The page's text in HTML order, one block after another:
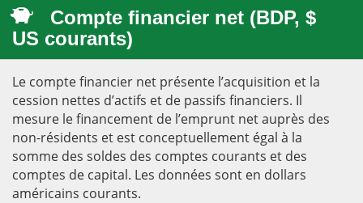
Compte financier net (BDP, $
US courants)
Le compte financier net présente l’acquisition et la
cession nettes d’actifs et de passifs financiers. Il
mesure le financement de l’emprunt net auprès des
non-résidents et est conceptuellement égal à la
somme des soldes des comptes courants et des
comptes de capital. Les données sont en dollars
américains courants.